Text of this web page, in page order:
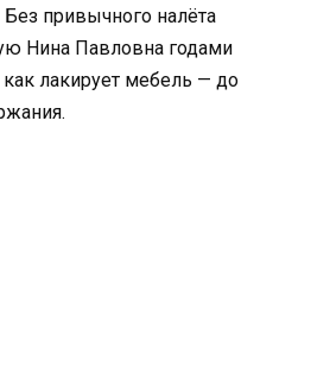
привычного налёта
Нина Павловна годами
лакирует мебель — до